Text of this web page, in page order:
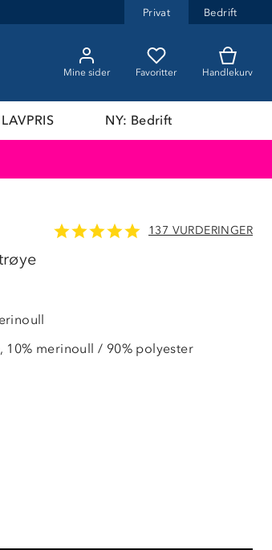
Privat Bedrift
Mine sider Favoritter Handlekurv
LAVPRIS NY: Bedrift
137 VURDERINGER
10% merinoull / 90% polyester